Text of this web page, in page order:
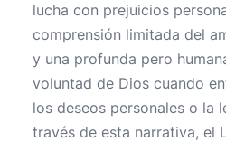
lucha con prejuicios
comprensión limitada del
y una profunda pero
voluntad de Dios cuando
los deseos personales o la
través de esta narrativa, el